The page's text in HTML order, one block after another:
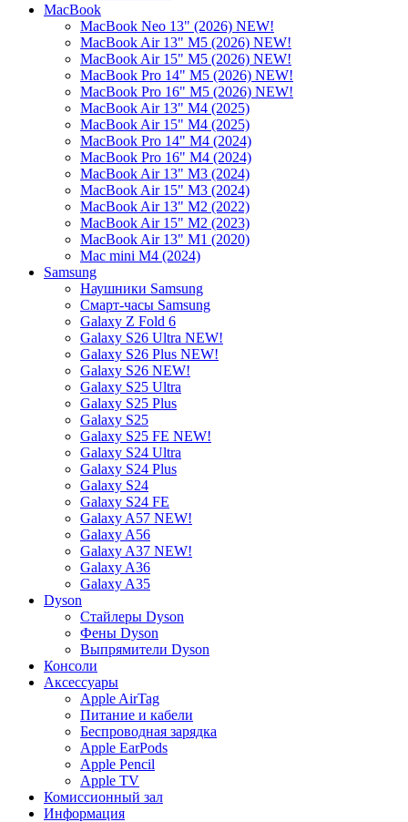
MacBook
MacBook Neo 13" (2026) NEW!
MacBook Air 13" M5 (2026) NEW!
MacBook Air 15" M5 (2026) NEW!
MacBook Pro 14" M5 (2026) NEW!
MacBook Pro 16" M5 (2026) NEW!
MacBook Air 13" M4 (2025)
MacBook Air 15" M4 (2025)
MacBook Pro 14" M4 (2024)
MacBook Pro 16" M4 (2024)
MacBook Air 13" M3 (2024)
MacBook Air 15" M3 (2024)
MacBook Air 13" M2 (2022)
MacBook Air 15" M2 (2023)
MacBook Air 13" M1 (2020)
Mac mini M4 (2024)
Samsung
Наушники Samsung
Смарт-часы Samsung
Galaxy Z Fold 6
Galaxy S26 Ultra NEW!
Galaxy S26 Plus NEW!
Galaxy S26 NEW!
Galaxy S25 Ultra
Galaxy S25 Plus
Galaxy S25
Galaxy S25 FE NEW!
Galaxy S24 Ultra
Galaxy S24 Plus
Galaxy S24
Galaxy S24 FE
Galaxy A57 NEW!
Galaxy A56
Galaxy A37 NEW!
Galaxy A36
Galaxy A35
Dyson
Стайлеры Dyson
Фены Dyson
Выпрямители Dyson
Консоли
Аксессуары
Apple AirTag
Питание и кабели
Беспроводная зарядка
Apple EarPods
Apple Pencil
Apple TV
Комиссионный зал
Информация